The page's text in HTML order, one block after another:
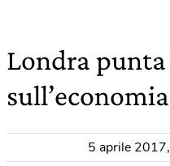
Londra
5 aprile 2017,